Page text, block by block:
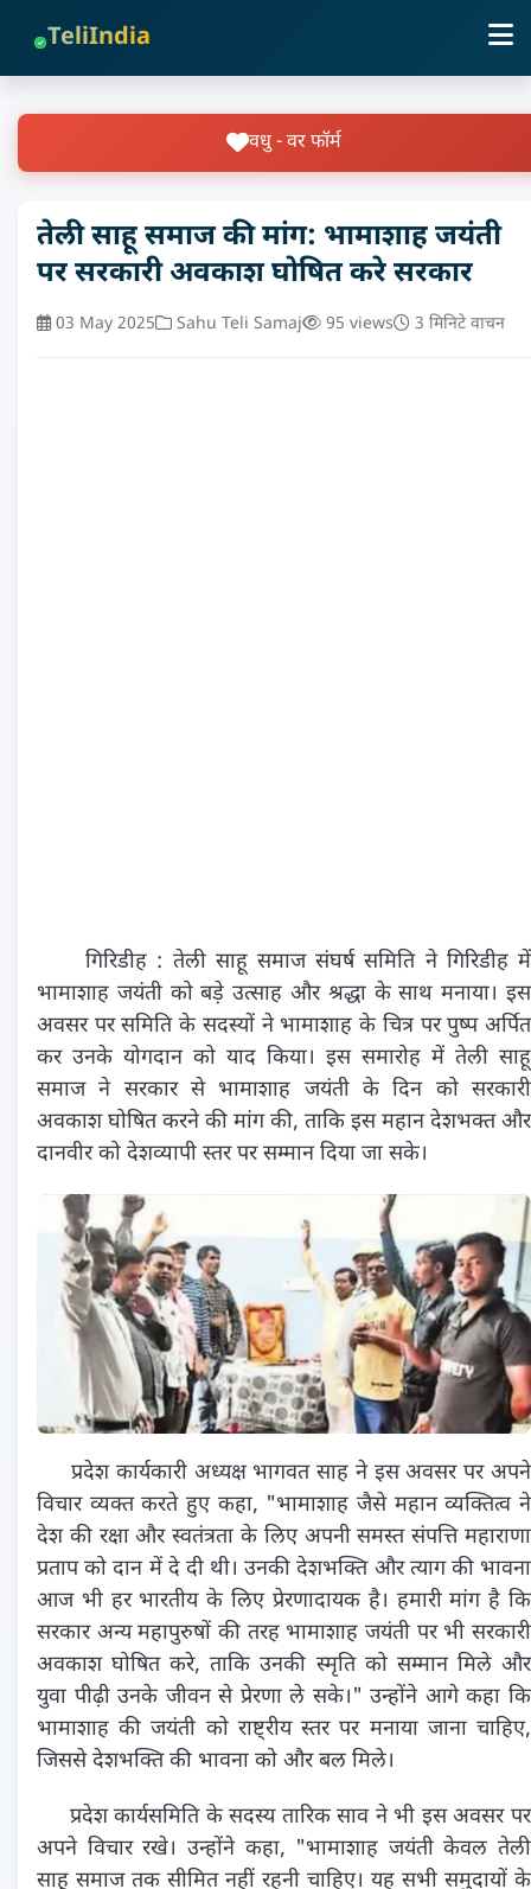
TeliIndia
वधु - वर फॉर्म
तेली साहू समाज की मांग: भामाशाह जयंती
पर सरकारी अवकाश घोषित करे सरकार
03 May 2025 Sahu Teli Samaj 95 views 3 मिनिटे वाचन
गिरिडीह : तेली साहू समाज संघर्ष समिति ने गिरिडीह में
भामाशाह जयंती को बड़े उत्साह और श्रद्धा के साथ मनाया। इस
अवसर पर समिति के सदस्यों ने भामाशाह के चित्र पर पुष्प अर्पित
कर उनके योगदान को याद किया। इस समारोह में तेली साहू
समाज ने सरकार से भामाशाह जयंती के दिन को सरकारी
अवकाश घोषित करने की मांग की, ताकि इस महान देशभक्त और
दानवीर को देशव्यापी स्तर पर सम्मान दिया जा सके।
प्रदेश कार्यकारी अध्यक्ष भागवत साह ने इस अवसर पर अपने
विचार व्यक्त करते हुए कहा, "भामाशाह जैसे महान व्यक्तित्व ने
देश की रक्षा और स्वतंत्रता के लिए अपनी समस्त संपत्ति महाराणा
प्रताप को दान में दे दी थी। उनकी देशभक्ति और त्याग की भावना
आज भी हर भारतीय के लिए प्रेरणादायक है। हमारी मांग है कि
सरकार अन्य महापुरुषों की तरह भामाशाह जयंती पर भी सरकारी
अवकाश घोषित करे, ताकि उनकी स्मृति को सम्मान मिले और
युवा पीढ़ी उनके जीवन से प्रेरणा ले सके।" उन्होंने आगे कहा कि
भामाशाह की जयंती को राष्ट्रीय स्तर पर मनाया जाना चाहिए,
जिससे देशभक्ति की भावना को और बल मिले।
प्रदेश कार्यसमिति के सदस्य तारिक साव ने भी इस अवसर पर
अपने विचार रखे। उन्होंने कहा, "भामाशाह जयंती केवल तेली
साहू समाज तक सीमित नहीं रहनी चाहिए। यह सभी समुदायों के